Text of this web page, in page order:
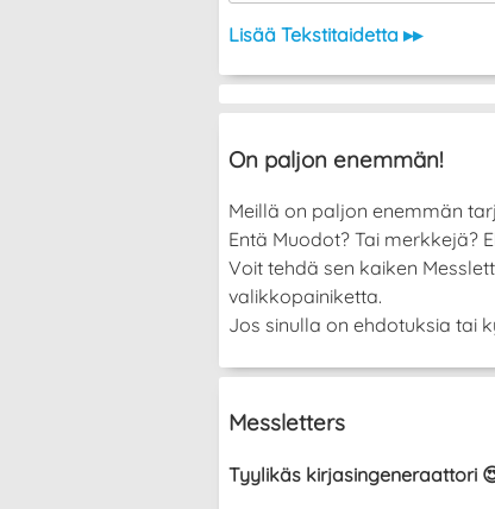
Lisää Tekstitaidetta ▸▸
On paljon enemmän!
Meillä on paljon enemmän
Entä Muodot? Tai merkkejä?
Voit tehdä sen kaiken
valikkopainiketta.
Jos sinulla on ehdotuksia tai
Messletters
Tyylikäs kirjasingeneraattori